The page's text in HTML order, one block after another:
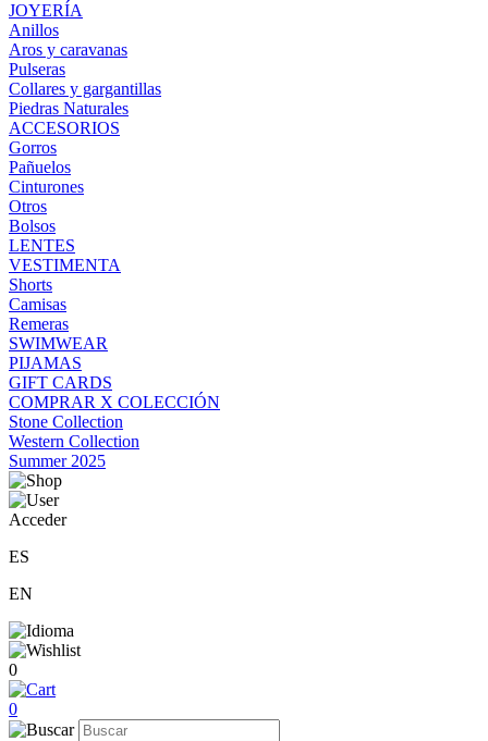
JOYERÍA
Anillos
Aros y caravanas
Pulseras
Collares y gargantillas
Piedras Naturales
ACCESORIOS
Gorros
Pañuelos
Cinturones
Otros
Bolsos
LENTES
VESTIMENTA
Shorts
Camisas
Remeras
SWIMWEAR
PIJAMAS
GIFT CARDS
COMPRAR X COLECCIÓN
Stone Collection
Western Collection
Summer 2025
Acceder
ES
EN
0
0